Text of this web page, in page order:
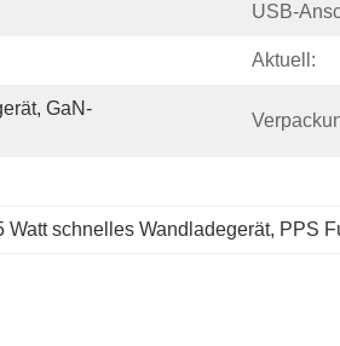
USB-
Aktuell:
GaN-
Watt schnelles Wandladegerät, PPS